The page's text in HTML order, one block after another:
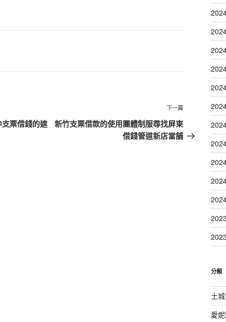
票借錢的遮
下
一
篇
下一篇
新竹支票借款的使用團體制服尋找屏東
借錢管道新店當舖
分類
土
愛